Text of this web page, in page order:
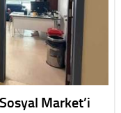
Market’i